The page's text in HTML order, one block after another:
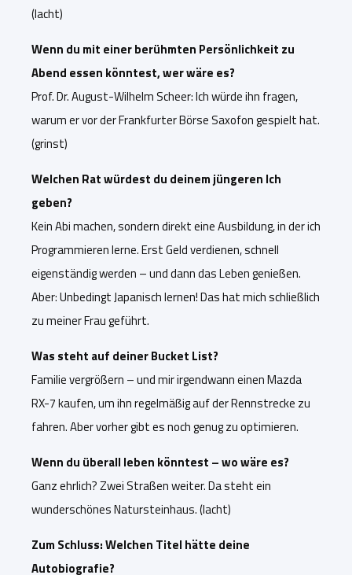
(lacht)
Wenn du mit einer berühmten Persönlichkeit zu
Abend essen könntest, wer wäre es?
Prof. Dr. August-Wilhelm Scheer: Ich würde ihn fragen,
warum er vor der Frankfurter Börse Saxofon gespielt hat.
(grinst)
Welchen Rat würdest du deinem jüngeren Ich
geben?
Kein Abi machen, sondern direkt eine Ausbildung, in der ich
Programmieren lerne. Erst Geld verdienen, schnell
eigenständig werden – und dann das Leben genießen.
Aber: Unbedingt Japanisch lernen! Das hat mich schließlich
zu meiner Frau geführt.
Was steht auf deiner Bucket List?
Familie vergrößern – und mir irgendwanneinen Mazda
RX-7 kaufen, um ihn regelmäßig auf der Rennstrecke zu
fahren. Aber vorher gibt es noch genug zu optimieren.
Wenn du überall leben könntest – wo wäre es?
Ganz ehrlich? Zwei Straßen weiter. Da steht ein
wunderschönes Natursteinhaus. (lacht)
Zum Schluss: Welchen Titel hätte deine
Autobiografie?